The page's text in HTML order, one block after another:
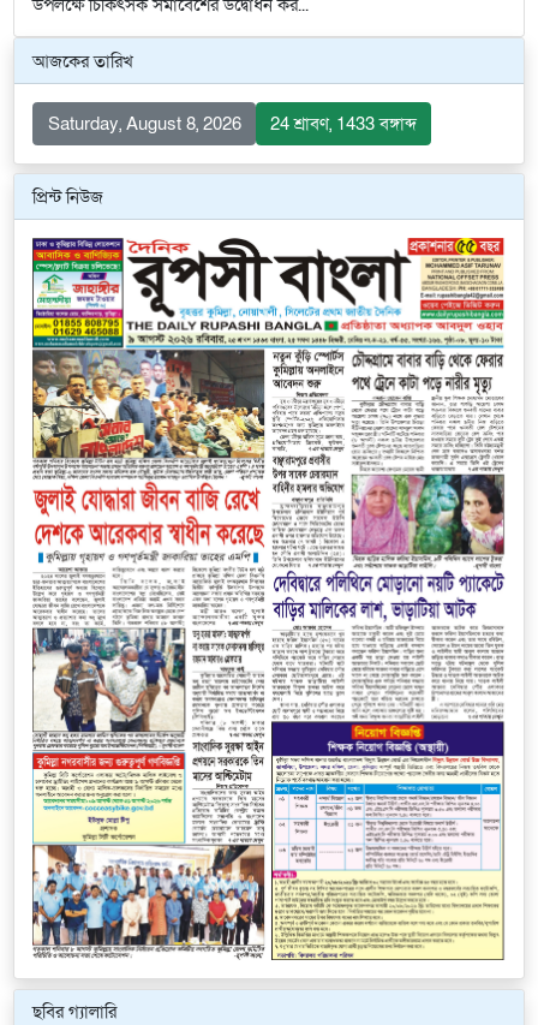
উপলক্ষে চিকিৎসক সমাবেশের উদ্বোধন কর...
আজকের তারিখ
Saturday, August 8, 2026 24 শ্রাবণ, 1433 বঙ্গাব্দ
প্রিন্ট নিউজ
ছবির গ্যালারি